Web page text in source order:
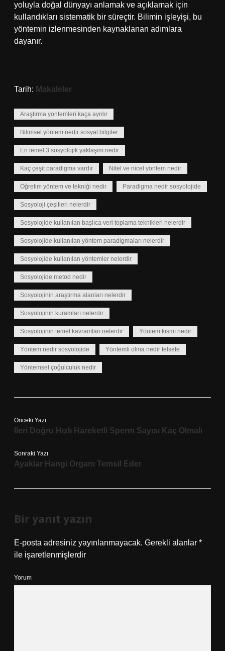
yoluyla doğal dünyayı anlamak ve açıklamak için
kullandıkları sistematik bir süreçtir. Bilimin işleyişi, bu
yöntemin izlenmesinden kaynaklanan adımlara
dayanır.
Tarih: Makaleler
Araştırma yöntemleri kaça ayrılır
Bilimsel yöntem nedir sosyal bilgiler
En temel 3 sosyolojik yaklaşım nedir
Kaç çeşit paradigma vardır Nitel ve nicel yöntem nedir
Öğretim yöntem ve tekniği nedir Paradigma nedir sosyolojide
Sosyoloji çeşitleri nelerdir
Sosyolojide kullanılan başlıca veri toplama teknikleri nelerdir
Sosyolojide kullanılan yöntem paradigmaları nelerdir
Sosyolojide kullanılan yöntemler nelerdir
Sosyolojide metod nedir
Sosyolojinin araştırma alanları nelerdir
Sosyolojinin kuramları nelerdir
Sosyolojinin temel kavramları nelerdir Yöntem kısmı nedir
Yöntem nedir sosyolojide Yöntemli olma nedir felsefe
Yöntemsel çoğulculuk nedir
Önceki Yazı
Ileri Doğru Hızlı Hareketli Sperm Sayısı Kaç Olmalı
Sonraki Yazı
Ayaklar Hangi Organı Temsil Eder
Bir yanıt yazın
E-posta adresiniz yayınlanmayacak. Gerekli alanlar *
ile işaretlenmişlerdir
Yorum